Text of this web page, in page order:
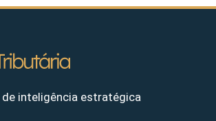
inteligência estratégica